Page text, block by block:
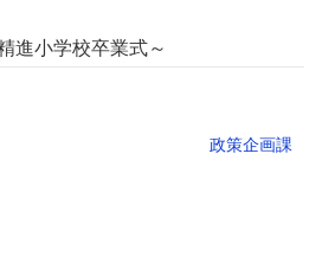
進小学校卒業式～
政策企画課